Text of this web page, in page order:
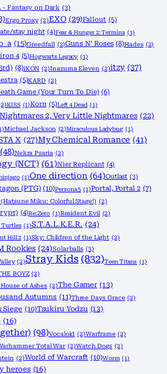
- Fantasy on Dark (3)
Ergo Proxy (2)EXO (29)Fallout (5)
stay night (4)Fear & Hunger 2: Termina (1)
(15)Greedfall (2)Guns N' Roses (8)Hades (2)
4 (5)Hogwarts Legacy (1)
(8)iKON (2)Inazuma Eleven (2)itzy (37)
(5)KARD (2)
Game (Your Turn To Die) (6)
KISS (1)Korn (5)Left 4 Dead (1)
2, Very Little Nightmares (22)
Michael Jackson (2)Miraculous Ladybug (1)
X (27)My Chemical Romance (41)
(48)Nekra Psaria (2)
(NCT) (61)Nier Replicant (4)
(1)One direction (64)Outlast (3)
(PTG) (10)Persona 5 (1)Portal, Portal 2 (7)
Miku: Colorful Stage!) (2)
(4)Re:Zero (1)Resident Evil (2)
Turtles (1)S.T.A.L.K.E.R. (24)
Hill 2 (1)Sky: Children of the Light (2)
Rookies (24)Solarballs (3)
(2)Stray Kids (832)Teen Titans (1)
BOYZ (2)
of Ashes (2)The Gamer (13)
Autumns (11)Three Days Grace (2)
Siege (10)Tsukiru Yodzu (13)
(16)
(98)Vocaloid (2)Warframe (2)
Total War (2)Watch Dogs (2)
(2)World of Warcraft (10)Worm (1)
heroes (16)